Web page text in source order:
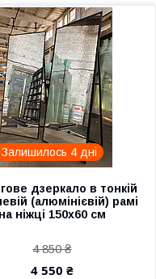
Залишилось 4 дні
дзеркало в тонкій
(алюмінієвій) рамі
на ніжці 150x60 см
4 850 ₴
4 550 ₴